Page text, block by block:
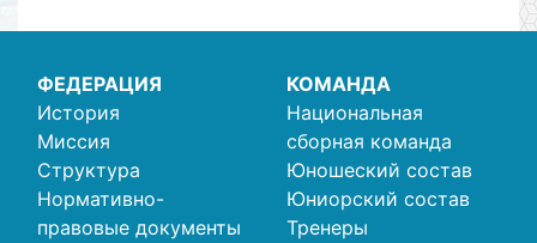
ФЕДЕРАЦИЯ
История
Миссия
Структура
Нормативно-
правовые документы
КОМАНДА
Национальная
сборная команда
Юношеский состав
Юниорский состав
Тренеры